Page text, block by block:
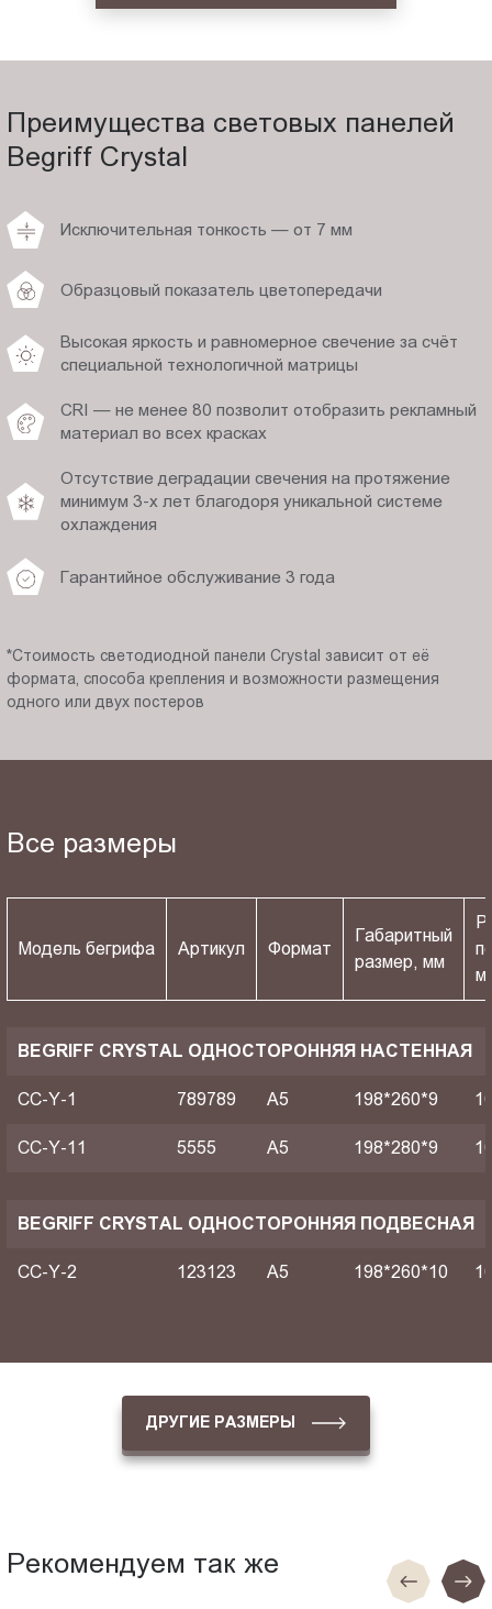
Преимущества световых панелей
Begriff Crystal
Исключительная тонкость — от 7 мм
Образцовый показатель цветопередачи
Высокая яркость и равномерное свечение за счёт
специальной технологичной матрицы
CRI — не менее 80 позволит отобразить рекламный
материал во всех красках
Отсутствие деградации свечения на протяжение
минимум 3-х лет благодоря уникальной системе
охлаждения
Гарантийное обслуживание 3 года
*Стоимость светодиодной панели Crystal зависит от её
формата, способа крепления и возможности размещения
одного или двух постеров
Все размеры
Модель бегрифа Артикул Формат
Габаритный
размер, мм
BEGRIFF CRYSTAL ОДНОСТОРОННЯЯ НАСТЕННАЯ
CC-Y-1 789789 A5 198*260*9
CC-Y-11 5555 A5 198*280*9
BEGRIFF CRYSTAL ОДНОСТОРОННЯЯ ПОДВЕСНАЯ
CC-Y-2 123123 A5 198*260*10
ДРУГИЕ РАЗМЕРЫ
Рекомендуем так же